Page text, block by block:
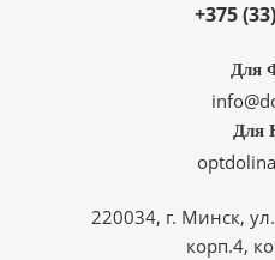
+375
Для
Для
220034, г. Минск,
корп.4,